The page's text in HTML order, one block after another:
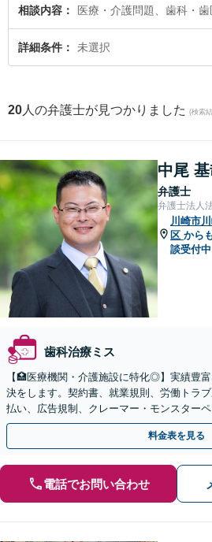
を今すぐに弁護士に相談したい』『歯科治療ミ
近くの弁護士を検索したい』『初回相談無料で
川崎市川崎区内の弁護士に相談予約したい』な
相談内容 医療・介護問題、歯科・
詳細条件 未選択
20 人の弁護士が見つかりました (検索
中尾
弁護士
弁護士法人
川崎市
区 から
談受付中
歯科治療ミス
【🏥医療機関・介護施設に特化◎】実績豊
決をします。契約書、就業規則、労働トラ
払い、広告規制、クレーマー・モンスター
事故などに対応【顧問契約あり】
料金表を見る
電話でお問い合わせ